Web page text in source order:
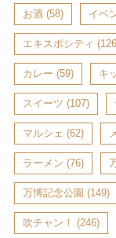
お酒 (58) イベ
エキスポシティ
カレー (59) キ
スイーツ (107)
マルシェ (62)
ラーメン (76)
万博記念公園 (149)
吹チャン！ (246)